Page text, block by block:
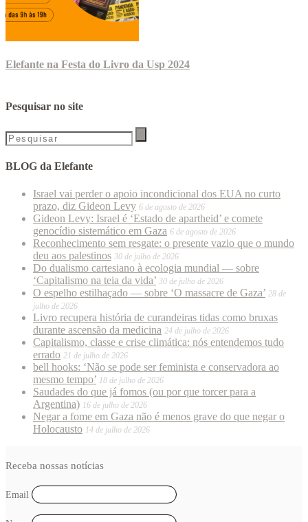
Elefante na Festa do Livro da Usp 2024
Pesquisar no site
BLOG da Elefante
Israel vai perder o apoio incondicional dos EUA no curto
prazo, diz Gideon Levy 6 de agosto de 2026
Gideon Levy: Israel é ‘Estado de apartheid’ e comete
genocídio sistemático em Gaza 6 de agosto de 2026
Reconhecimento sem resgate: o presente vazio que o mundo
deu aos palestinos 30 de julho de 2026
Do dualismo cartesiano à ecologia mundial — sobre
‘Capitalismo na teia da vida’ 30 de julho de 2026
O espelho estilhaçado — sobre ‘O massacre de Gaza’ 28 de
julho de 2026
Livro recupera história de curandeiras tidas como bruxas
durante ascensão da medicina 24 de julho de 2026
Capitalismo, classe e crise climática: nós entendemos tudo
errado 21 de julho de 2026
bell hooks: ‘Não se pode ser feminista e conservadora ao
mesmo tempo’ 18 de julho de 2026
Saudades do que já fomos (ou por que torcer para a
Argentina) 16 de julho de 2026
Negar a fome em Gaza não é menos grave do que negar o
Holocausto 14 de julho de 2026
Receba nossas notícias
Email